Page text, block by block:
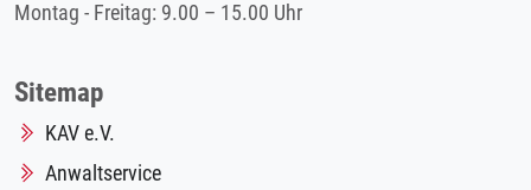
Montag - Freitag: 9.00 – 15.00 Uhr
Sitemap
KAV e.V.
Anwaltservice